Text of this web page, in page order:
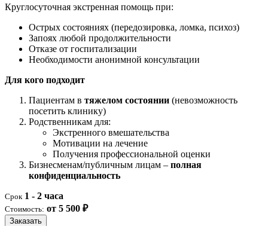
Круглосуточная экстренная помощь при:
Острых состояниях (передозировка, ломка, психоз)
Запоях любой продолжительности
Отказе от госпитализации
Необходимости анонимной консультации
Для кого подходит
Пациентам в тяжелом состоянии (невозможность
посетить клинику)
Родственникам для:
Экстренного вмешательства
Мотивации на лечение
Получения профессиональной оценки
Бизнесменам/публичным лицам – полная
конфиденциальность
Срок 1 - 2 часа
Стоимость: от 5 500 ₽
Заказать